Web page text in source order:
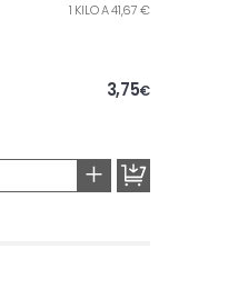
1 KILO A 41,67 €
3,75€
+